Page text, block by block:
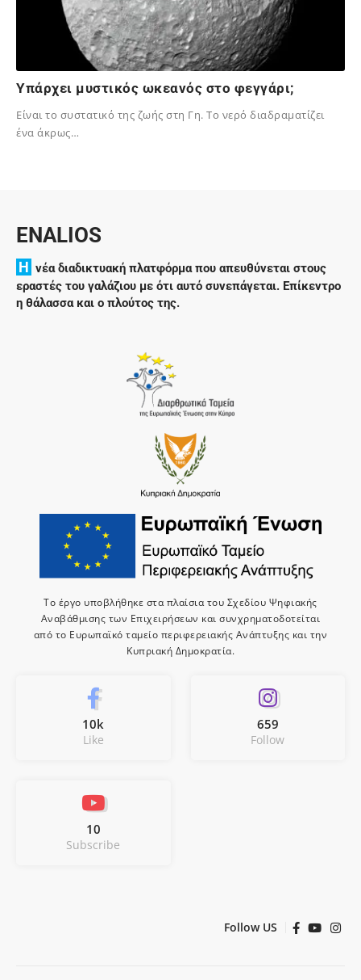
Υπάρχει μυστικός ωκεανός στο φεγγάρι;
Eίναι το συστατικό της ζωής στη Γη. Το νερό διαδραματίζει
ένα άκρως…
ENALIOS
H νέα διαδικτυακή πλατφόρμα που απευθύνεται στους
εραστές του γαλάζιου με ότι αυτό συνεπάγεται. Επίκεντρο
η θάλασσα και ο πλούτος της.
Το έργο υποβλήθηκε στα πλαίσια του Σχεδίου Ψηφιακής
Αναβάθμισης των Επιχειρήσεων και συνχρηματοδοτείται
από το Ευρωπαϊκό ταμείο περιφερειακής Ανάπτυξης και την
Κυπριακή Δημοκρατία.
10k
Like
659
Follow
10
Subscribe
Follow US